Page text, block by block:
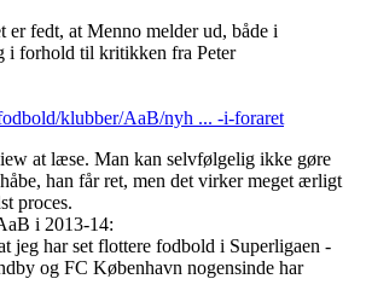
er fedt, at Menno melder ud, både i
i forhold til kritikken fra Peter
klubber/AaB/nyh ... -i-foraret
at læse. Man kan selvfølgelig ikke gøre
han får ret, men det virker meget ærligt
proces.
i 2013-14:
jeg har set flottere fodbold i Superligaen -
og FC København nogensinde har